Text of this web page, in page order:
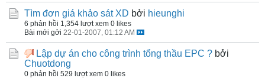
Tìm đơn giá khảo sát XD bởi hieunghi
6 phản hồi 1,354 lượt xem 0 likes
Bài mới gởi 22-01-2007, 01:12 AM
Lập dự án cho công trình tổng thầu EPC ? bởi
Chuotdong
0 phản hồi 529 lượt xem 0 likes